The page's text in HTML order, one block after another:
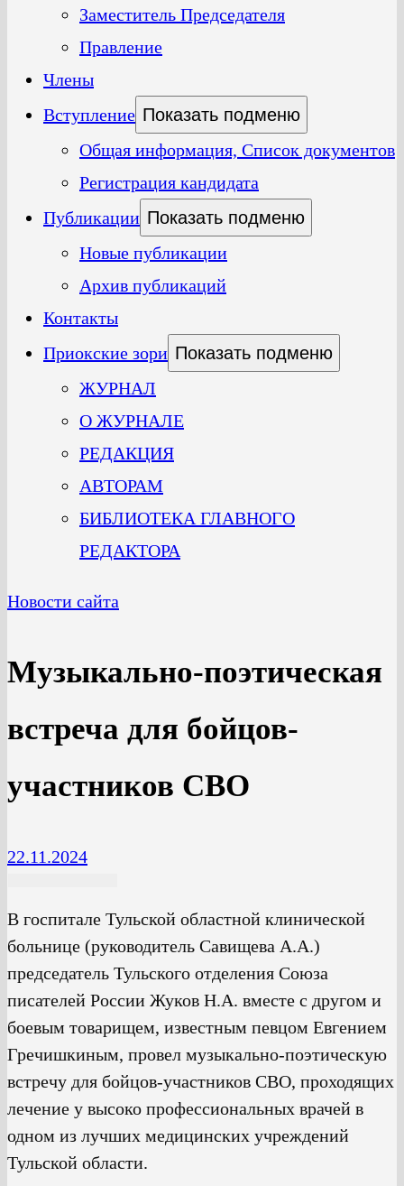
Заместитель Председателя
Правление
Члены
Вступление Показать подменю
Общая информация, Список документов
Регистрация кандидата
Публикации Показать подменю
Новые публикации
Архив публикаций
Контакты
Приокские зори Показать подменю
ЖУРНАЛ
О ЖУРНАЛЕ
РЕДАКЦИЯ
АВТОРАМ
БИБЛИОТЕКА ГЛАВНОГО
РЕДАКТОРА
Новости сайта
Музыкально-поэтическая
встреча для бойцов-
участников СВО
22.11.2024
В госпитале Тульской областной клинической
больнице (руководитель Савищева А.А.)
председатель Тульского отделения Союза
писателей России Жуков Н.А. вместе с другом и
боевым товарищем, известным певцом Евгением
Гречишкиным, провел музыкально-поэтическую
встречу для бойцов-участников СВО, проходящих
лечение у высоко профессиональных врачей в
одном из лучших медицинских учреждений
Тульской области.